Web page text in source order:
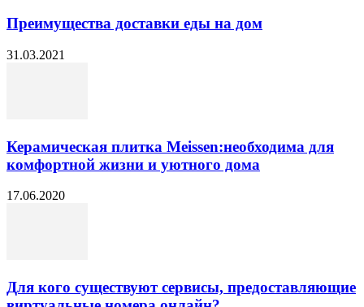
Преимущества доставки еды на дом
31.03.2021
Керамическая плитка Meissen:необходима для
комфортной жизни и уютного дома
17.06.2020
Для кого существуют сервисы, предоставляющие